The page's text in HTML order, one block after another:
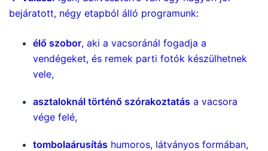
bejáratott, négy etapból álló programunk:
élő szobor, aki a vacsoránál fogadja a
vendégeket, és remek parti fotók készülhetnek
vele,
asztaloknál történő szórakoztatás a vacsora
vége felé,
tombolaárusítás humoros, látványos formában,